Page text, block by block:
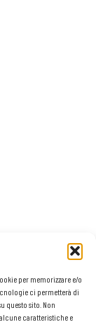
per memorizzare e/o
ci permetterà di
questo sito. Non
caratteristiche e